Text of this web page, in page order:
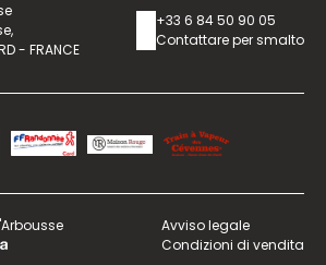
- FRANCE
+33 6 84 50 90 05
Contattare per smalto
Avviso legale
Condizioni di vendita